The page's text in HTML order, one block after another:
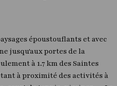
époustouflants et avec
jusqu'aux portes de la
à 1.7 km des Saintes
à proximité des activités à